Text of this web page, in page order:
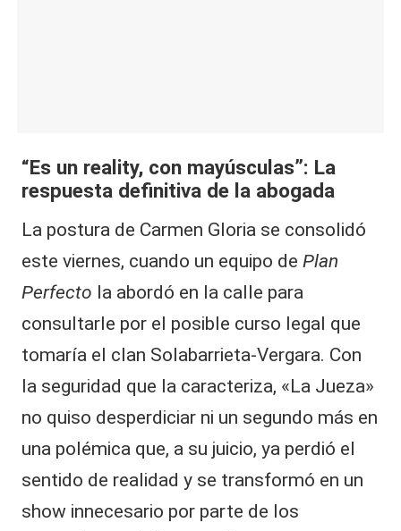
“Es un reality, con mayúsculas”: La
respuesta definitiva de la abogada
La postura de Carmen Gloria se consolidó
este viernes, cuando un equipo de Plan
Perfecto la abordó en la calle para
consultarle por el posible curso legal que
tomaría el clan Solabarrieta-Vergara. Con
la seguridad que la caracteriza, «La Jueza»
no quiso desperdiciar ni un segundo más en
una polémica que, a su juicio, ya perdió el
sentido de realidad y se transformó en un
show innecesario por parte de los